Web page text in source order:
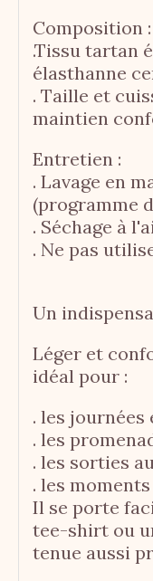
Composition :
.Tissu tartan
élasthanne
. Taille et
maintien
Entretien :
. Lavage en
(programme
. Séchage à
. Ne pas
Un
Léger et
idéal pour :
. les journées
. les
. les sorties
. les
Il se porte
tee-shirt ou
tenue aussi